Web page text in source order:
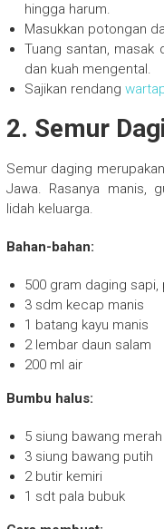
hingga harum.
Masukkan potongan
Tuang santan, masak
dan kuah mengental.
Sajikan rendang
2. Semur
Semur daging
Jawa. Rasanya manis,
lidah keluarga.
Bahan-bahan:
500 gram daging
3 sdm kecap manis
1 batang kayu manis
2 lembar daun salam
200 ml air
Bumbu halus:
5 siung bawang merah
3 siung bawang putih
2 butir kemiri
1 sdt pala bubuk